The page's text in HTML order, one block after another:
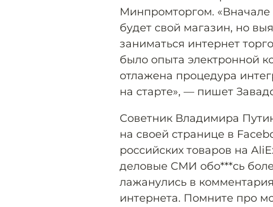
Минпромторгом.
будет свой магазин, но
заниматься интернет
было опыта электронной
отлажена процедура
на старте», — пишет
Советник Владимира
на своей странице в
российских товаров на
деловые СМИ обо***сь
лажанулись в
интернета. Помните про